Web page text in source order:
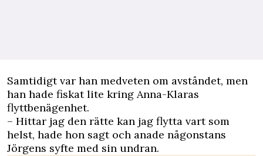
Samtidigt var han medveten om avståndet, men
han hade fiskat lite kring Anna-Klaras
flyttbenägenhet.
– Hittar jag den rätte kan jag flytta vart som
helst, hade hon sagt och anade någonstans
Jörgens syfte med sin undran.